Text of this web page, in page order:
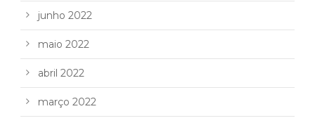
junho 2022
maio 2022
abril 2022
março 2022